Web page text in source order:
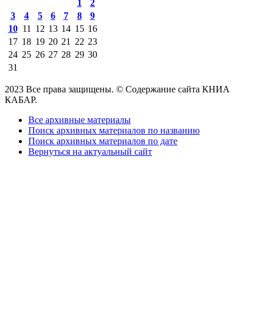
1
2
3
4 5 6 7 8
9
10 11 12 13 14 15 16
17 18 19 20 21 22 23
24 25 26 27 28 29 30
31
2023 Все права защищены. © Содержание сайта КНИА
КАБАР.
Все архивные материалы
Поиск архивных материалов по названию
Поиск архивных материалов по дате
Вернуться на актуальный сайт